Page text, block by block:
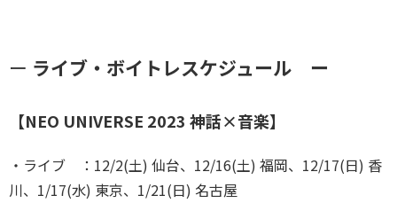
ー ライブ・ボイトレスケジュール ー
【NEO UNIVERSE 2023 神話×音楽】
・ライブ ：12/2(土) 仙台、12/16(土) 福岡、12/17(日) 香
川、1/17(水) 東京、1/21(日) 名古屋